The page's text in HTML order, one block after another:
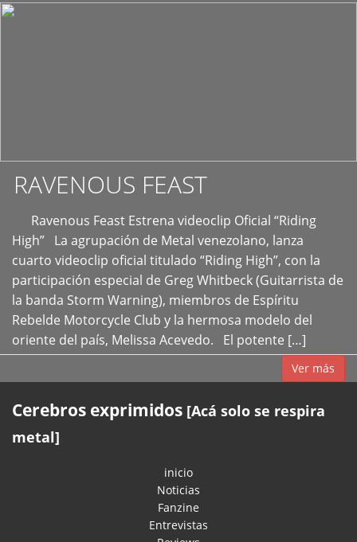
RAVENOUS FEAST
Ravenous Feast Estrena videoclip Oficial “Riding
High” La agrupación de Metal venezolano, lanza
cuarto videoclip oficial titulado “Riding High”, con la
participación especial de Greg Whitbeck (Guitarrista de
la banda Storm Warning), miembros de Espíritu
Rebelde Motorcycle Club y la hermosa modelo del
oriente del país, Melissa Acevedo. El potente […]
Ver más
Cerebros exprimidos [Acá solo se respira
metal]
inicio
Noticias
Fanzine
Entrevistas